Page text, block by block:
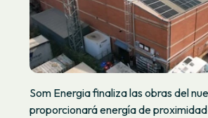
Som Energia finaliza las obras del
proporcionará energía de proximidad